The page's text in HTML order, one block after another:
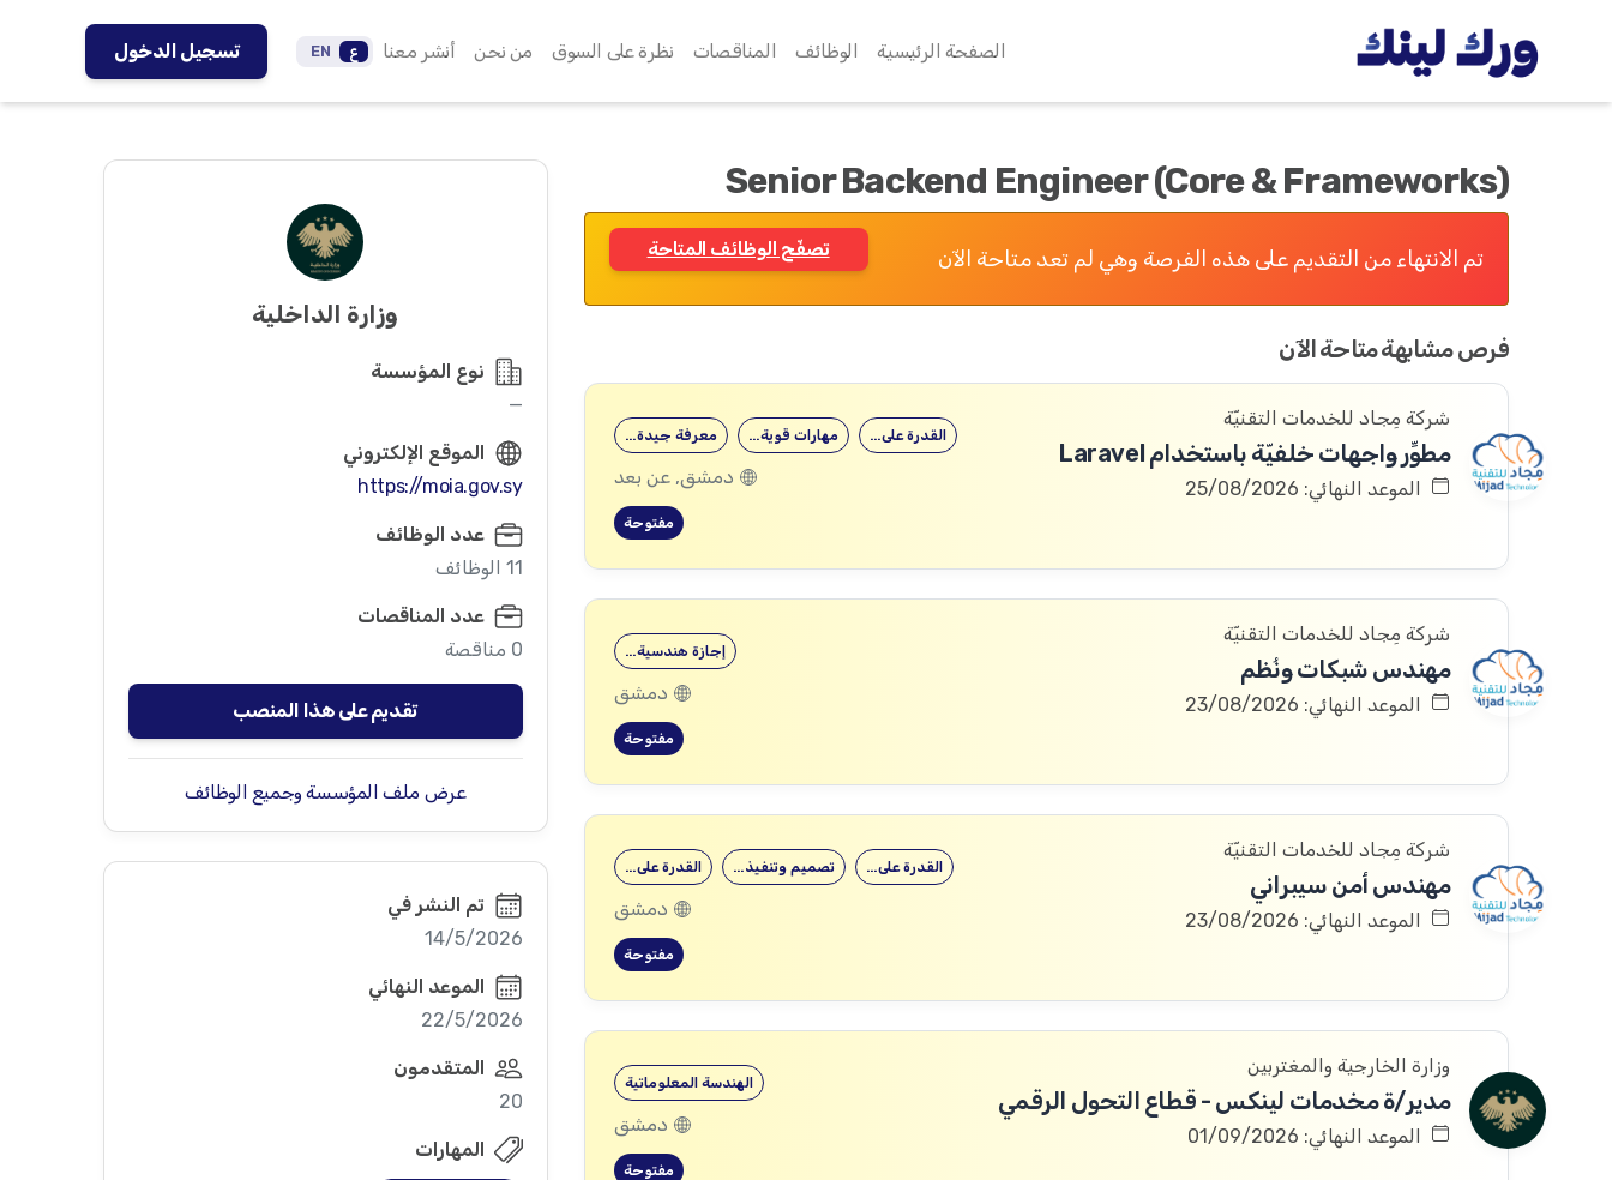
الصفحة الرئيسية الوظائف المناقصات نظرة على السوق من نحن أنشر معنا ع EN تسجيل الدخول
Senior Backend Engineer (Core & Frameworks)
تم الانتهاء من التقديم على هذه الفرصة وهي لم تعد متاحة الآن تصفّح الوظائف المتاحة
فرص مشابهة متاحة الآن
شركة مِجاد للخدمات التقنيّة
مطوِّر واجهات خلفيّة باستخدام Laravel
الموعد النهائي: 25/08/2026
معرفة جيدة… مهارات قوية… القدرة على…
دمشق, عن بعد
مفتوحة
شركة مِجاد للخدمات التقنيّة
مهندس شبكات ونُظم
الموعد النهائي: 23/08/2026
إجازة هندسية…
دمشق
مفتوحة
شركة مِجاد للخدمات التقنيّة
مهندس أمن سيبراني
الموعد النهائي: 23/08/2026
القدرة على… تصميم وتنفيذ… القدرة على…
دمشق
مفتوحة
وزارة الخارجية والمغتربين
مدير/ة مخدمات لينكس - قطاع التحول الرقمي
الموعد النهائي: 01/09/2026
الهندسة المعلوماتية
دمشق
مفتوحة
وزارة الداخلية
نوع المؤسسة
—
الموقع الإلكتروني
https://moia.gov.sy
عدد الوظائف
11 الوظائف
عدد المناقصات
0 مناقصة
تقديم على هذا المنصب
عرض ملف المؤسسة وجميع الوظائف
تم النشر في
14/5/2026
الموعد النهائي
22/5/2026
المتقدمون
20
المهارات